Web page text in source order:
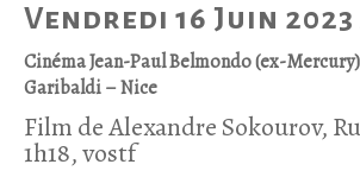
Vendredi 16 Juin 2023
Cinéma Jean-Paul Belmondo (ex-
Garibaldi – Nice
Film de Alexandre Sokourov,
1h18, vostf